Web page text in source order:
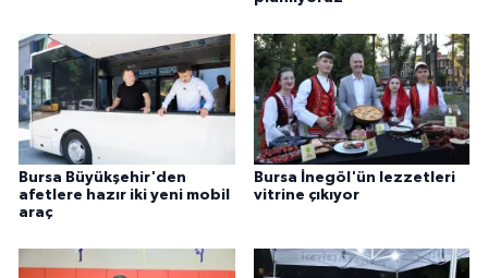
Bursa Büyükşehir'den
afetlere hazır iki yeni mobil
araç
Bursa İnegöl'ün lezzetleri
vitrine çıkıyor